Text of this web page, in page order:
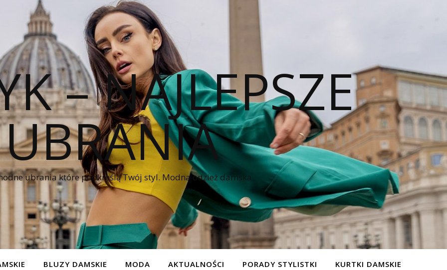
– NAJLEPSZE
UBRANIA
ubrania które podkreślą Twój styl. Modna odzież damska
BLUZY DAMSKIE MODA AKTUALNOŚCI PORADY STYLISTKI KURTKI DAMSKIE